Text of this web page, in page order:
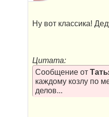
Ну вот классика!
Цитата:
Сообщение от
каждому козлу по
делов...